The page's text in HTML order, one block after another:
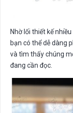
Nhờ lối thiết kế
bạn có thể dễ dàng
và tìm thấy chúng
đang cần đọc.